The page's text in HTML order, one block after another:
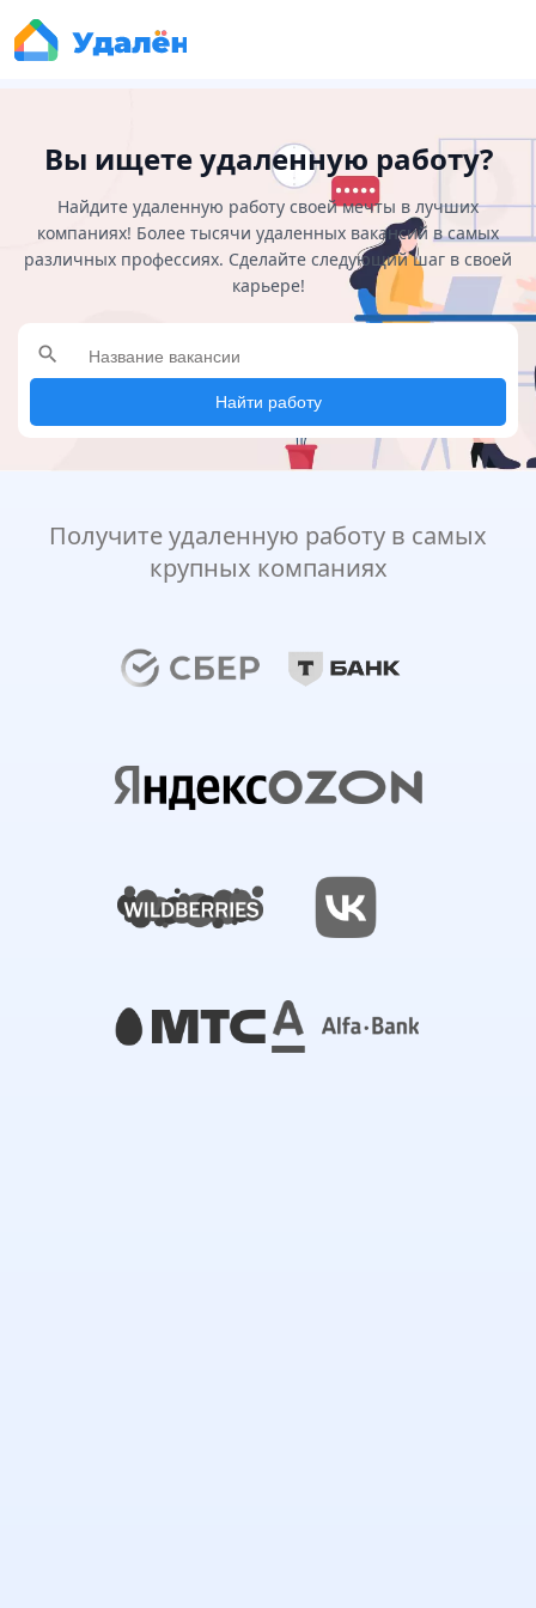
Вы ищете удаленную работу?
Найдите удаленную работу своей мечты в лучших
компаниях! Более тысячи удаленных вакансий в самых
различных профессиях. Сделайте следующий шаг в своей
карьере!
search
Найти работу
Получите удаленную работу в самых
крупных компаниях